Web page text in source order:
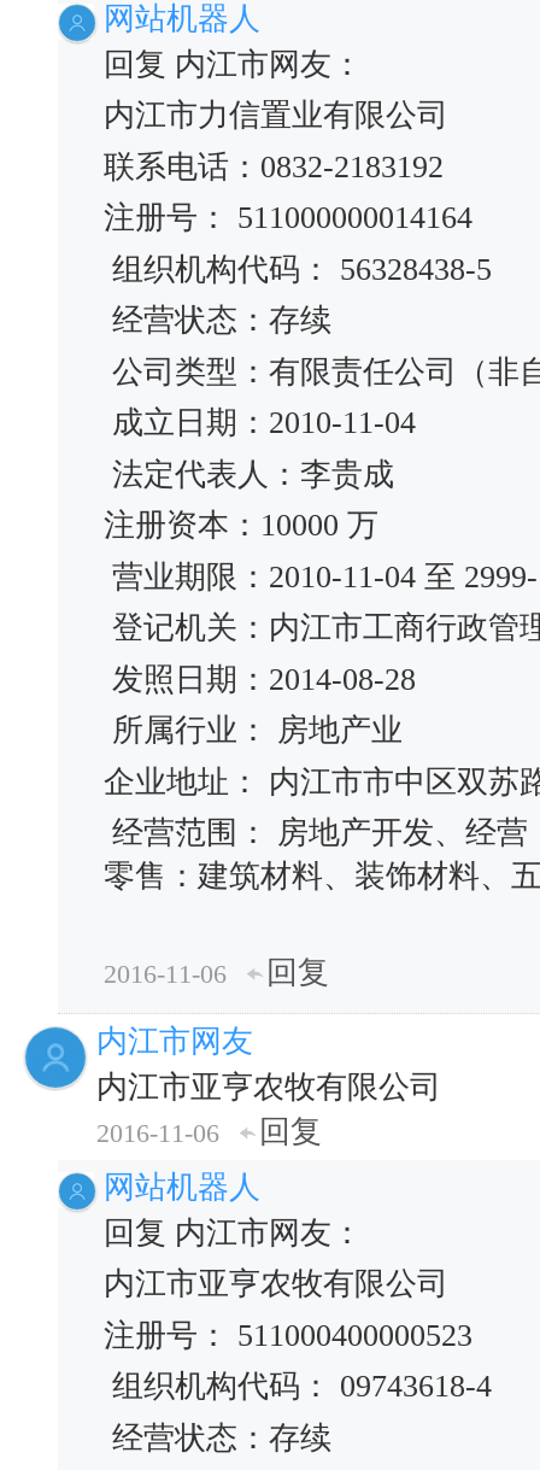
网站机器人
回复 内江市网友：
内江市力信置业有限公司
联系电话：0832-2183192
注册号： 511000000014164
组织机构代码： 56328438-5
经营状态：存续
公司类型：有限责任公司（非
成立日期：2010-11-04
法定代表人：李贵成
注册资本：10000 万
营业期限：2010-11-04 至
登记机关：内江市工商行政管
发照日期：2014-08-28
所属行业： 房地产业
企业地址： 内江市市中区双苏
经营范围： 房地产开发、经
零售：建筑材料、装饰材料、
2016-11-06
回复
内江市网友
内江市亚亨农牧有限公司
2016-11-06
回复
网站机器人
回复 内江市网友：
内江市亚亨农牧有限公司
注册号： 511000400000523
组织机构代码： 09743618-4
经营状态：存续